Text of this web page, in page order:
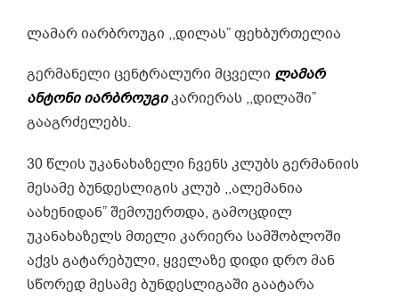
ლამარ იარბროუგი ,,დილას” ფეხბურთელია
გერმანელი ცენტრალური მცველი ლამარ
ანტონი იარბროუგიკარიერას ,,დილაში”
გააგრძელებს.
30 წლის უკანახაზელი ჩვენს კლუბს გერმანიის
მესამე ბუნდესლიგის კლუბ ,,ალემანია
აახენიდან” შემოუერთდა, გამოცდილ
უკანახაზელს მთელი კარიერა სამშობლოში
აქვს გატარებული, ყველაზე დიდი დრო მან
სწორედ მესამე ბუნდესლიგაში გაატარა